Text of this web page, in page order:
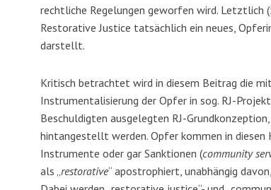
rechtliche Regelungen geworfen wird. Letztlich
Restorative Justice tatsächlich ein neues,
darstellt.
Kritisch betrachtet wird in diesem Beitrag die
Instrumentalisierung der Opfer in sog. RJ-
Beschuldigten ausgelegten RJ-
hintangestellt werden. Opfer kommen in
Instrumente oder gar Sanktionen (community
als „restorative“ apostrophiert, unabhängig